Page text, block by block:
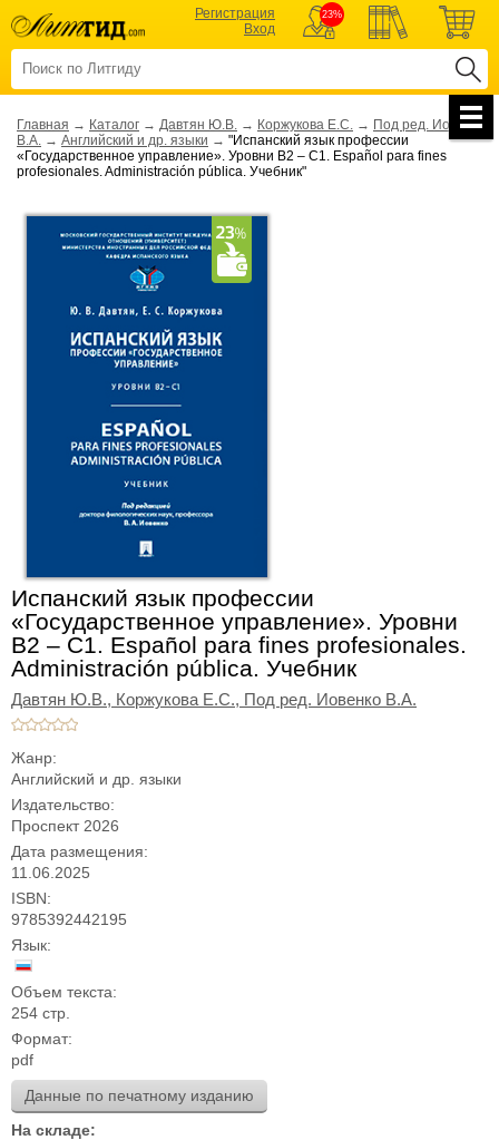
Регистрация
Вход
23%
Главная → Каталог → Давтян Ю.В. → Коржукова Е.С. → Под ред. Иовенко
В.А. → Английский и др. языки → "Испанский язык профессии
«Государственное управление». Уровни В2 – С1. Español para fines
profesionales. Administración pública. Учебник"
Испанский язык профессии
«Государственное управление». Уровни
В2 – С1. Español para fines profesionales.
Administración pública. Учебник
Давтян Ю.В., Коржукова Е.С., Под ред. Иовенко В.А.
Жанр:
Английский и др. языки
Издательство:
Проспект 2026
Дата размещения:
11.06.2025
ISBN:
9785392442195
Язык:
Объем текста:
254 стр.
Формат:
pdf
Данные по печатному изданию
На складе: